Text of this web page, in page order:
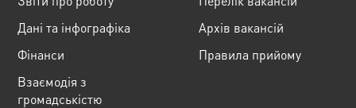
Дані та інфографіка
Фінанси
Взаємодія з
громадськістю
Архів вакансій
Правила прийому